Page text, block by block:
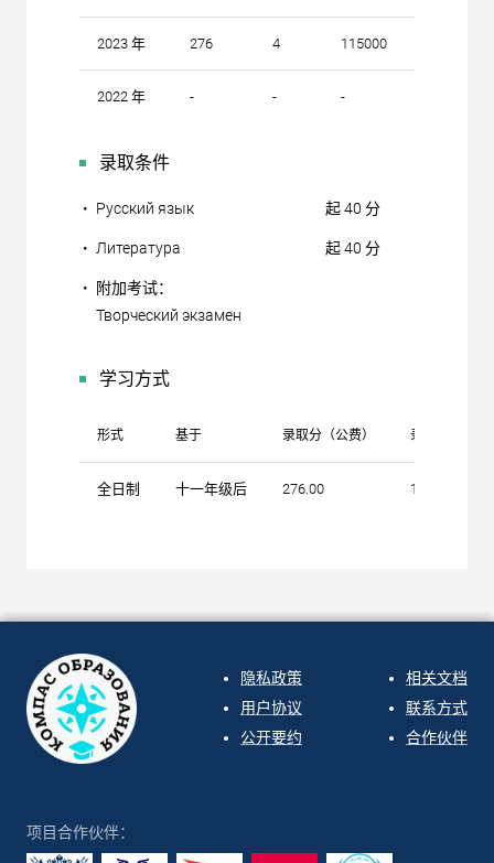
2023 年 276 4 115000
2022 年 - - -
录取条件
• Русский язык 起 40 分
• Литература 起 40 分
•
附加考试：
Творческий экзамен
学习方式
形式 基于 录取分（公费） 录取分（自费
全日制 十一年级后 276.00 170.00
隐私政策
用户协议
公开要约
相关文档
联系方式
合作伙伴
项目合作伙伴：